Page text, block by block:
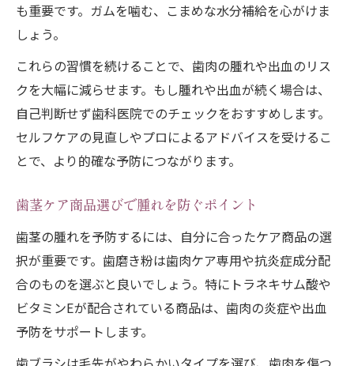
も重要です。ガムを噛む、こまめな水分補給を心がけま
しょう。
これらの習慣を続けることで、歯肉の腫れや出血のリス
クを大幅に減らせます。もし腫れや出血が続く場合は、
自己判断せず歯科医院でのチェックをおすすめします。
セルフケアの見直しやプロによるアドバイスを受けるこ
とで、より的確な予防につながります。
歯茎ケア商品選びで腫れを防ぐポイント
歯茎の腫れを予防するには、自分に合ったケア商品の選
択が重要です。歯磨き粉は歯肉ケア専用や抗炎症成分配
合のものを選ぶと良いでしょう。特にトラネキサム酸や
ビタミンEが配合されている商品は、歯肉の炎症や出血
予防をサポートします。